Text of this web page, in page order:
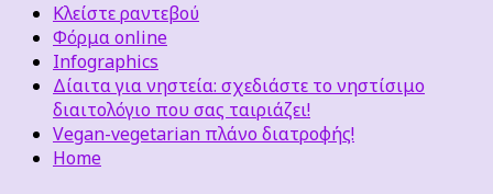
Κλείστε ραντεβού
Φόρμα online
Infographics
Δίαιτα για νηστεία: σχεδιάστε το νηστίσιμο
διαιτολόγιο που σας ταιριάζει!
Vegan-vegetarian πλάνο διατροφής!
Home